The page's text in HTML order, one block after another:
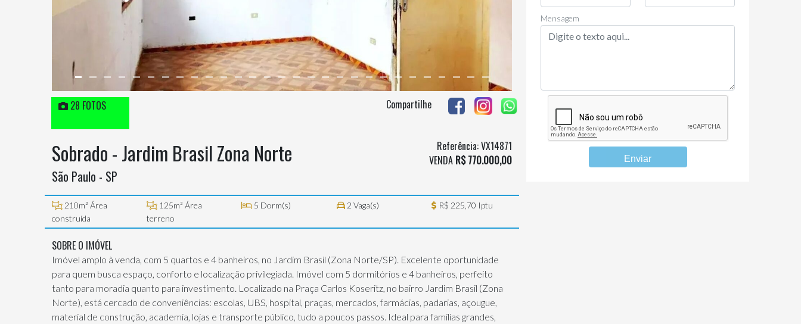
28 FOTOS Compartilhe
Sobrado - Jardim Brasil Zona Norte
São Paulo - SP
Referência: VX14871
VENDA R$ 770.000,00
210m² Área
construída
125m² Área
terreno
5 Dorm(s) 2 Vaga(s) R$ 225,70 Iptu
SOBRE O IMÓVEL
Imóvel amplo à venda, com 5 quartos e 4 banheiros, no Jardim Brasil (Zona Norte/SP). Excelente oportunidade
para quem busca espaço, conforto e localização privilegiada. Imóvel com 5 dormitórios e 4 banheiros, perfeito
tanto para moradia quanto para investimento. Localizado na Praça Carlos Koseritz, no bairro Jardim Brasil (Zona
Norte), está cercado de conveniências: escolas, UBS, hospital, praças, mercados, farmácias, padarias, açougue,
material de construção, academia, lojas e transporte público, tudo a poucos passos. Ideal para famílias grandes,
Mensagem